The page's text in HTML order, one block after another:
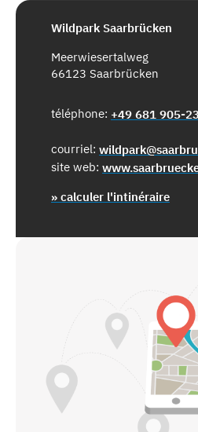
Wildpark Saarbrücken
Meerwiesertalweg
66123 Saarbrücken
téléphone: +49 681 905-
courriel:
site web:
» calculer l'intinéraire